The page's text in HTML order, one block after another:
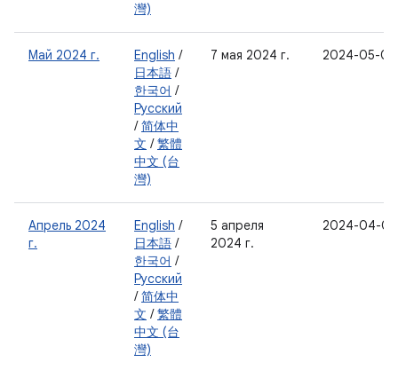
灣)
Май 2024 г. English /
日本語 /
한국어 /
Русский
/简体中
文 /繁體
中文 (台
灣)
7 мая 2024 г. 2024-05-05
Апрель 2024
г.
English /
日本語 /
한국어 /
Русский
/简体中
文 /繁體
中文 (台
灣)
5 апреля
2024 г.
2024-04-05